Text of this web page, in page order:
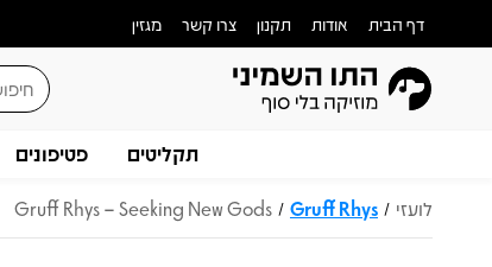
דף הבית אודות תקנון צרו קשר מגזין
תקליטים פטיפונים
לועזי /
Gruff Rhys
/
Gruff Rhys – Seeking New Gods